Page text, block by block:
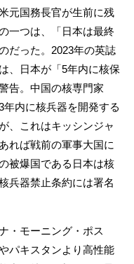
元国務長官が生前に残
一つは、「日本は最終
だった。2023年の英誌
、日本が「5年内に核保
告。中国の核専門家
内に核兵器を開発する
、これはキッシンジャ
れば戦前の軍事大国に
被爆国である日本は核
兵器禁止条約には署名
・モーニング・ポス
パキスタンより高性能